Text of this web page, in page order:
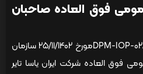
فوق العاده صاحبان
با عنایت به مجوز شماره DPM-IOP-02A-259مورخ 25/11/1402 سازمان
فوق العاده شرکت ایران یاسا تایر